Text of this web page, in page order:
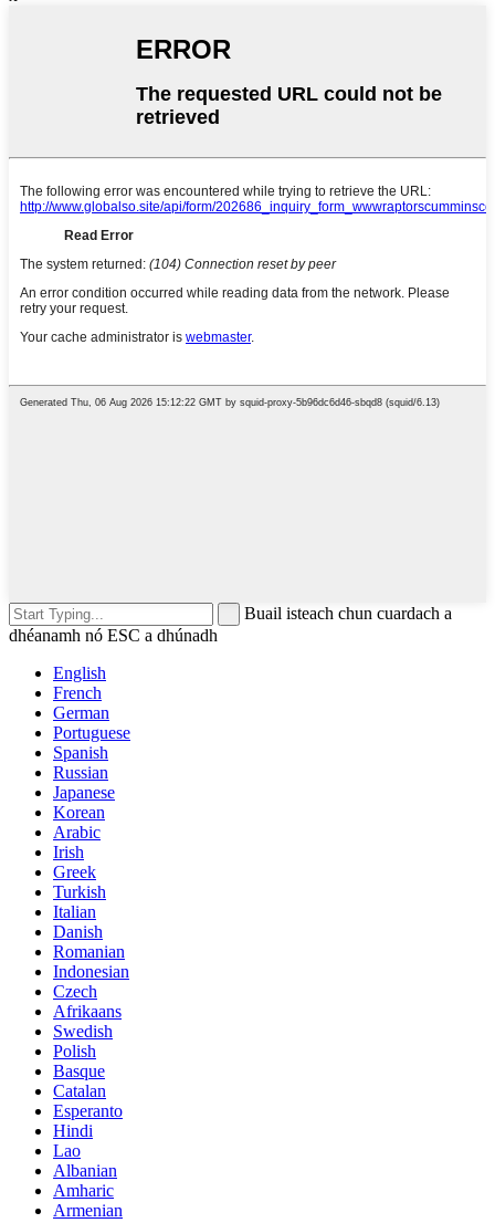
Buail isteach chun cuardach a
dhéanamh nó ESC a dhúnadh
English
French
German
Portuguese
Spanish
Russian
Japanese
Korean
Arabic
Irish
Greek
Turkish
Italian
Danish
Romanian
Indonesian
Czech
Afrikaans
Swedish
Polish
Basque
Catalan
Esperanto
Hindi
Lao
Albanian
Amharic
Armenian